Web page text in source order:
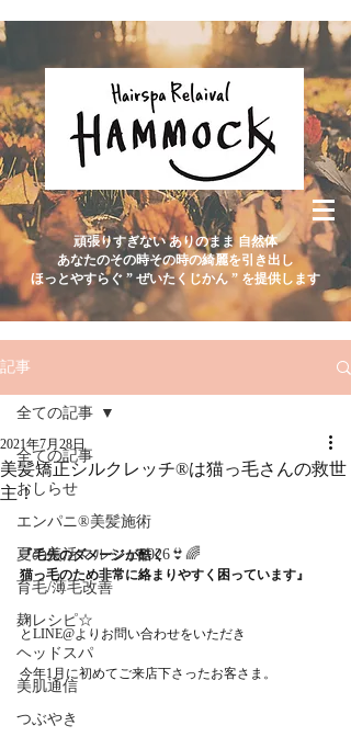
頑張りすぎない ありのまま 自然体
あなたのその時その時の綺麗を引き出し
ほっとやすらぐ ” ぜいたくじかん ” を提供します
記事
全ての記事
おしらせ
エンパニ®美髪施術
夏の美活マルシェ2026👙🌈
育毛/薄毛改善
麹レシピ☆
ヘッドスパ
美肌通信
つぶやき
全ての記事
美髪矯正シルクレッチ®︎は猫っ毛さんの救世
主！
2021年7月28日
『毛先のダメージが酷く
猫っ毛のため非常に絡まりやすく困っています』
とLINE@よりお問い合わせをいただき
今年1月に初めてご来店下さったお客さま。